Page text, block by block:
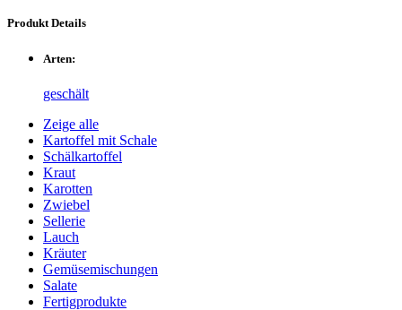
Produkt Details
Arten:
geschält
Zeige alle
Kartoffel mit Schale
Schälkartoffel
Kraut
Karotten
Zwiebel
Sellerie
Lauch
Kräuter
Gemüsemischungen
Salate
Fertigprodukte